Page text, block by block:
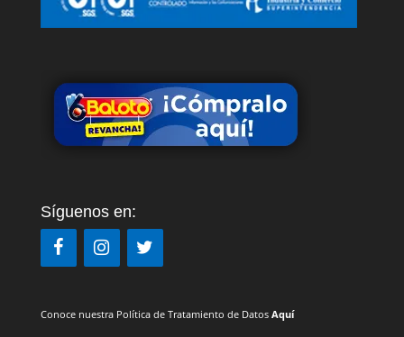
Síguenos en:
Conoce nuestra Política de Tratamiento de Datos Aquí